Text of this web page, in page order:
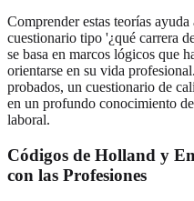
Comprender estas teorías
cuestionario tipo '¿qué carrera
se basa en marcos lógicos que
orientarse en su vida
probados, un cuestionario de
en un profundo conocimiento
laboral.
Códigos de Holland y
con las Profesiones